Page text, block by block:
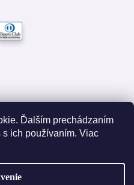
Ďalším prechádzaním
ich používaním. Viac